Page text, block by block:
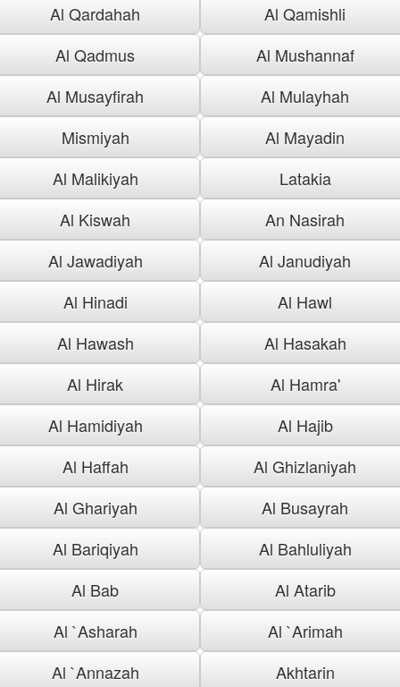
Al Qardahah
Al Qamishli
Al Qadmus
Al Mushannaf
Al Musayfirah
Al Mulayhah
Mismiyah
Al Mayadin
Al Malikiyah
Latakia
Al Kiswah
An Nasirah
Al Jawadiyah
Al Janudiyah
Al Hinadi
Al Hawl
Al Hawash
Al Hasakah
Al Hirak
Al Hamra'
Al Hamidiyah
Al Hajib
Al Haffah
Al Ghizlaniyah
Al Ghariyah
Al Busayrah
Al Bariqiyah
Al Bahluliyah
Al Bab
Al Atarib
Al `Asharah
Al `Arimah
Al `Annazah
Akhtarin